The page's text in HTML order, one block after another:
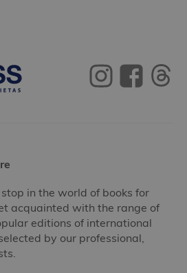
in the world of books for
acquainted with the range of
editions of international
by our professional,